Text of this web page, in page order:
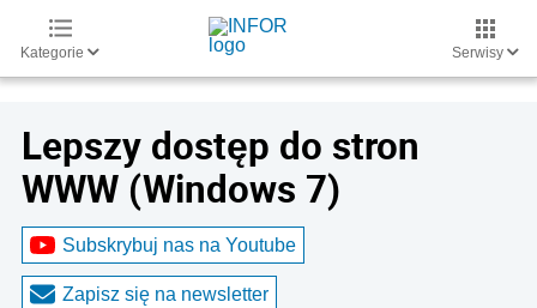
Kategorie Serwisy
Lepszy dostęp do stron
WWW (Windows 7)
Subskrybuj nas na Youtube
Zapisz się na newsletter